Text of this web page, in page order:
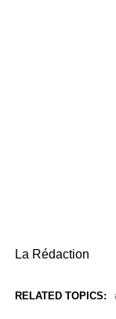
La Rédaction
RELATED TOPICS: